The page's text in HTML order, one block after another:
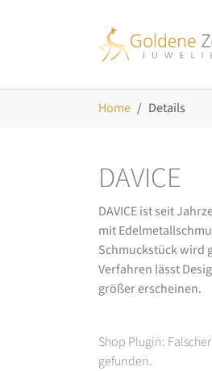
Home Details
DAVICE
DAVICE ist seit
mit
Schmuckstück wird
Verfahren lässt
größer erscheinen.
Shop Plugin:
gefunden.